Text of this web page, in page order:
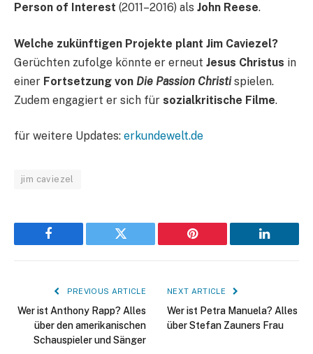
Person of Interest (2011–2016) als John Reese.
Welche zukünftigen Projekte plant Jim Caviezel?
Gerüchten zufolge könnte er erneut Jesus Christus in
einer Fortsetzung von Die Passion Christispielen.
Zudem engagiert er sich für sozialkritische Filme.
für weitere Updates: erkundewelt.de
jim caviezel
Facebook Twitter Pinterest LinkedIn
PREVIOUS ARTICLE
Wer ist Anthony Rapp? Alles
über den amerikanischen
Schauspieler und Sänger
NEXT ARTICLE
Wer ist Petra Manuela? Alles
über Stefan Zauners Frau